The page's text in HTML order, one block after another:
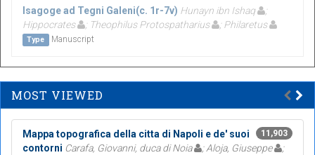
Isagoge ad Tegni Galeni(c. 1r-7v) Hunayn ibn Ishaq
Hippocrates
; Theophilus Protospatharius ; Philaretus
Type Manuscript
MOST VIEWED
11,903
Mappa topografica della citta di Napoli e de' suoi
contorni Carafa, Giovanni, duca di Noia ; Aloja, Giuseppe
;